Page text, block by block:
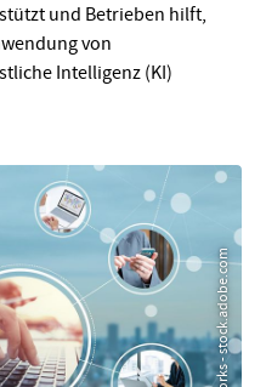
und Betrieben hilft,
von
Intelligenz (KI)